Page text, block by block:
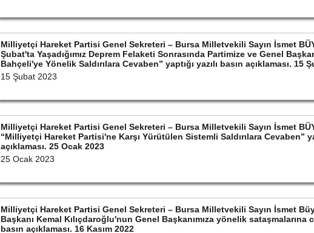
Milliyetçi Hareket Partisi Genel Sekreteri – Bursa Milletvekili Sayın İsmet
Şubat'ta Yaşadığımız Deprem Felaketi Sonrasında Partimize ve Genel
Bahçeli'ye Yönelik Saldırılara Cevaben” yaptığı yazılı basın açıklaması. 15
15 Şubat 2023
Milliyetçi Hareket Partisi Genel Sekreteri – Bursa Milletvekili Sayın İsmet
“Milliyetçi Hareket Partisi'ne Karşı Yürütülen Sistemli Saldırılara Cevaben”
açıklaması. 25 Ocak 2023
25 Ocak 2023
Milliyetçi Hareket Partisi Genel Sekreteri – Bursa Milletvekili Sayın İsmet
Başkanı Kemal Kılıçdaroğlu'nun Genel Başkanımıza yönelik sataşmalarına
basın açıklaması. 16 Kasım 2022